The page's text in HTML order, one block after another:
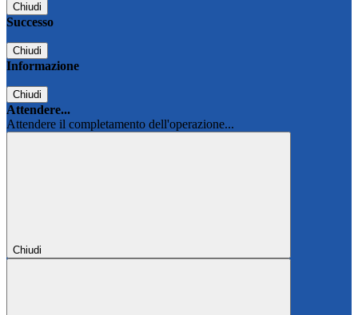
Chiudi
Successo
Chiudi
Informazione
Chiudi
Attendere...
Attendere il completamento dell'operazione...
Chiudi